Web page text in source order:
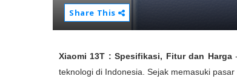
Share This
Xiaomi 13T : Spesifikasi, Fitur dan Harga-
teknologi di Indonesia. Sejak memasuki